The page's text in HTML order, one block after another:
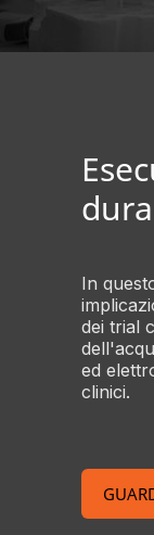
In
dei trial
ed
clinici.